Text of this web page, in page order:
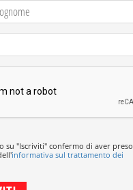
su "Iscriviti" confermo di aver preso
informativa sul trattamento dei